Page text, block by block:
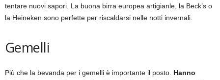
tentare nuovi sapori. La buona birra europea artigianle, la Beck’s o
la Heineken sono perfette per riscaldarsi nelle notti invernali.
Gemelli
Più che la bevanda per i gemelli è importante il posto. Hanno